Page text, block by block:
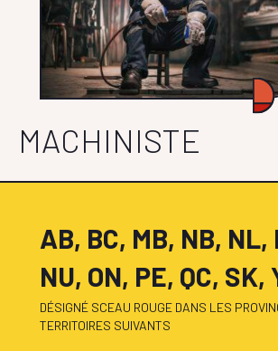
MACHINISTE
AB, BC, MB, NB, NL,
NU, ON, PE, QC, SK,
DÉSIGNÉ SCEAU ROUGE DANS LES
TERRITOIRES SUIVANTS